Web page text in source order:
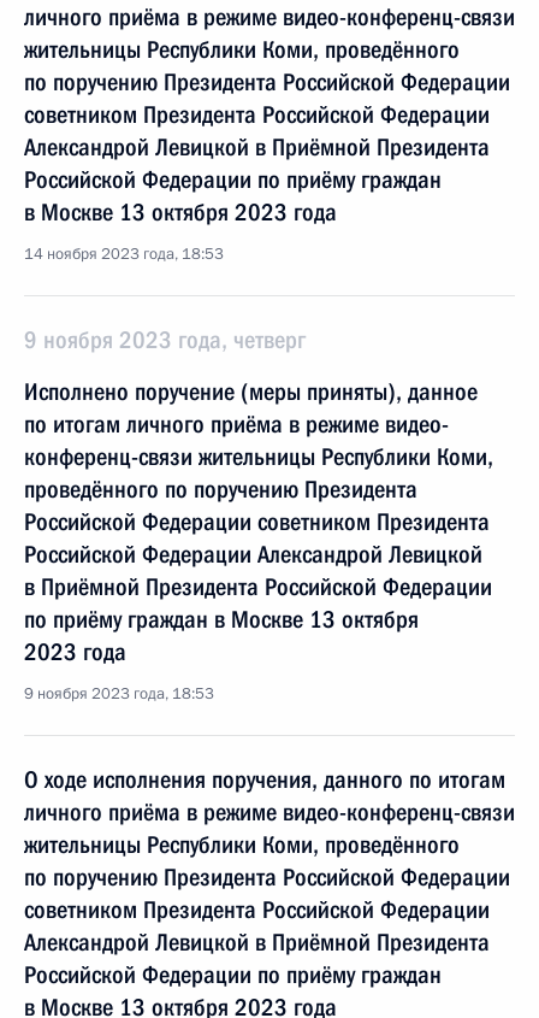
личного приёма в режиме видео-конференц-связи
жительницы Республики Коми, проведённого
по поручению Президента Российской Федерации
советником Президента Российской Федерации
Александрой Левицкой в Приёмной Президента
Российской Федерации по приёму граждан
в Москве 13 октября 2023 года
14 ноября 2023 года, 18:53
9 ноября 2023 года, четверг
Исполнено поручение (меры приняты), данное
по итогам личного приёма в режиме видео-
конференц-связи жительницы Республики Коми,
проведённого по поручению Президента
Российской Федерации советником Президента
Российской Федерации Александрой Левицкой
в Приёмной Президента Российской Федерации
по приёму граждан в Москве 13 октября
2023 года
9 ноября 2023 года, 18:53
О ходе исполнения поручения, данного по итогам
личного приёма в режиме видео-конференц-связи
жительницы Республики Коми, проведённого
по поручению Президента Российской Федерации
советником Президента Российской Федерации
Александрой Левицкой в Приёмной Президента
Российской Федерации по приёму граждан
в Москве 13 октября 2023 года